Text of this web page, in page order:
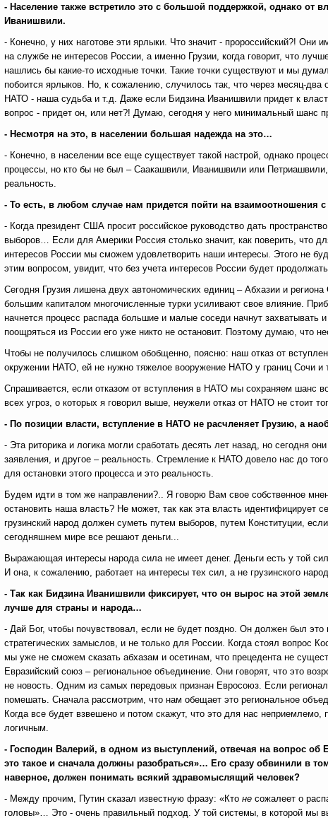
- Население также встретило это с большой поддержкой, однако от
Иванишвили.
- Конечно, у них наготове эти ярлыки. Что значит - пророссийский?!
на службе не интересов России, а именно Грузии, когда говорит, что
нашлись бы какие-то исходные точки. Такие точки существуют и мы
побоится ярлыков. Но, к сожалению, случилось так, что через месяц-два
НАТО - наша судьба и т.д. Даже если Бидзина Иванишвили придет к
вопрос - придет он, или нет?! Думаю, сегодня у него минимальный шанс
- Несмотря на это, в населении большая надежда на это…
- Конечно, в населении все еще существует такой настрой, однако
процессы, но кто бы не был – Саакашвили, Иванишвили или Петриашвили,
реальность.
- То есть, в любом случае нам придется пойти на взаимоотношения
- Когда президент США просит российское руководство дать
выборов… Если для Америки Россия столько значит, как поверить, что
интересов России мы сможем удовлетворить наши интересы. Этого не
этим вопросом, увидит, что без учета интересов России будет
Сегодня Грузия лишена двух автономических единиц – Абхазии и
большим капиталом многочисленные турки усиливают свое влияние.
начнется процесс распада большие и малые соседи начнут захватывать
поощряться из России его уже никто не остановит. Поэтому думаю, что
Чтобы не получилось слишком обобщенно, поясню: наш отказ от
окружении НАТО, ей не нужно тяжелое вооружение НАТО у границ Сочи и
Спрашивается, если отказом от вступления в НАТО мы сохраняем шанс
всех угроз, о которых я говорил выше, неужели отказ от НАТО не стоит
- По позиции власти, вступление в НАТО не расчленяет Грузию, а
- Эта риторика и логика могли сработать десять лет назад, но сегодня
заявления, и другое – реальность. Стремление к НАТО довело нас до
для остановки этого процесса и это реальность.
Будем идти в том же направлении?.. Я говорю Вам свое собственное
остановить наша власть? Не может, так как эта власть идентифицирует
грузинский народ должен суметь путем выборов, путем Конституции,
сегодняшнем мире все решают деньги...
Выражающая интересы народа сила не имеет денег. Деньги есть у той
И она, к сожалению, работает на интересы тех сил, а не грузинского
- Так как Бидзина Иванишвили фиксирует, что он вырос на этой
лучше для страны и народа…
- Дай Бог, чтобы почувствовал, если не будет поздно. Он должен был это
стратегических замыслов, и не только для России. Когда стоял вопрос
мы уже не сможем сказать абхазам и осетинам, что прецедента не
Евразийский союз – региональное объединение. Они говорят, что это
не новость. Одним из самых передовых признан Евросоюз. Если
помешать. Сначала рассмотрим, что нам обещает это региональное
Когда все будет взвешено и потом скажут, что это для нас
логичным.
- Господин Валерий, в одном из выступлений, отвечая на вопрос
это такое и сначала должны разобраться»… Его сразу обвинили в
наверное, должен понимать всякий здравомыслящий человек?
- Между прочим, Путин сказал известную фразу: «Кто не сожалеет о
головы»… Это - очень правильный подход. У той системы, в которой мы